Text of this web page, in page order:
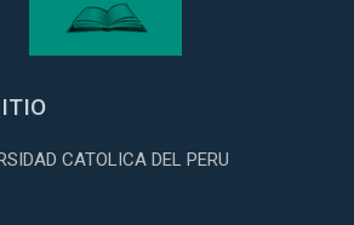
CATOLICA DEL PERU